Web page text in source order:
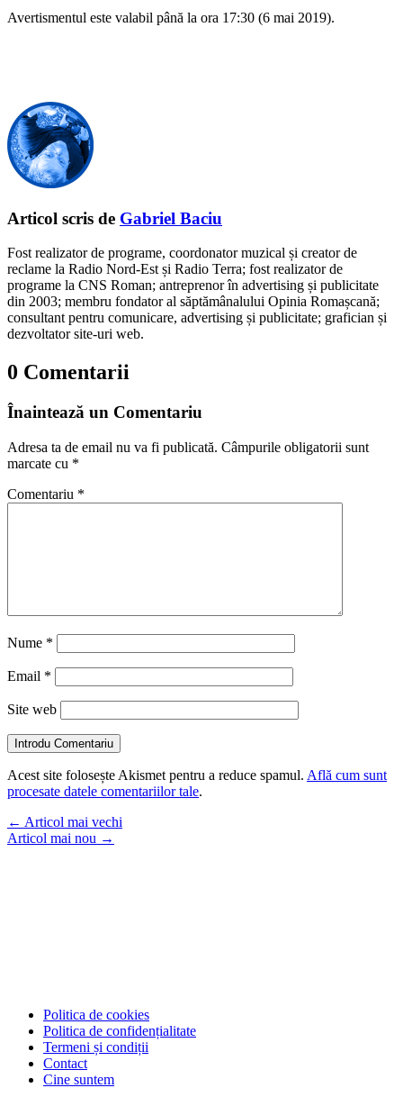
Avertismentul este valabil până la ora 17:30 (6 mai 2019).
Articol scris de Gabriel Baciu
Fost realizator de programe, coordonator muzical și creator de
reclame la Radio Nord-Est și Radio Terra; fost realizator de
programe la CNS Roman; antreprenor în advertising și publicitate
din 2003; membru fondator al săptămânalului Opinia Romașcană;
consultant pentru comunicare, advertising și publicitate; grafician și
dezvoltator site-uri web.
0 Comentarii
Înaintează un Comentariu
Adresa ta de email nu va fi publicată. Câmpurile obligatorii sunt
marcate cu *
Comentariu *
Nume *
Email *
Site web
Introdu Comentariu
Acest site folosește Akismet pentru a reduce spamul. Află cum sunt
procesate datele comentariilor tale.
← Articol mai vechi
Articol mai nou →
Politica de cookies
Politica de confidențialitate
Termeni și condiții
Contact
Cine suntem